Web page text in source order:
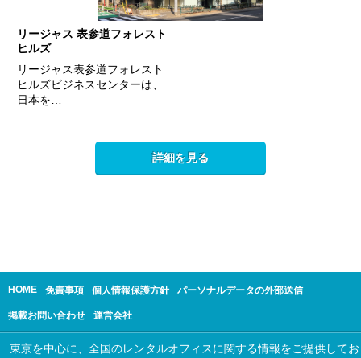
リージャス 表参道フォレスト
ヒルズ
リージャス表参道フォレスト
ヒルズビジネスセンターは、
日本を…
詳細を見る
HOME 免責事項 個人情報保護方針 パーソナルデータの外部送信
掲載お問い合わせ 運営会社
東京を中心に、全国のレンタルオフィスに関する情報をご提供してお